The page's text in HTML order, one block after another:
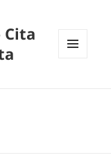
Cita